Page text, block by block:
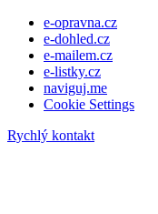
e-opravna.cz
e-dohled.cz
e-mailem.cz
e-listky.cz
naviguj.me
Cookie Settings
Rychlý kontakt